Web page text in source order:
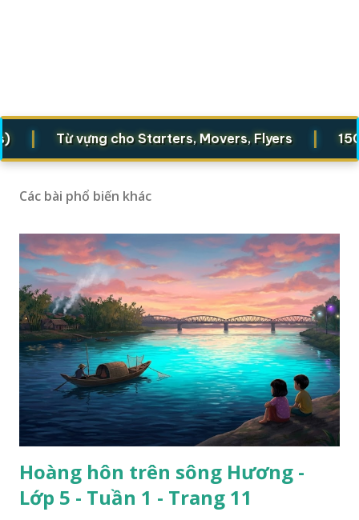
Từ vựng cho Starters, Movers, Flyers | 1500 từ
Các bài phổ biến khác
Hoàng hôn trên sông Hương -
Lớp 5 - Tuần 1 - Trang 11